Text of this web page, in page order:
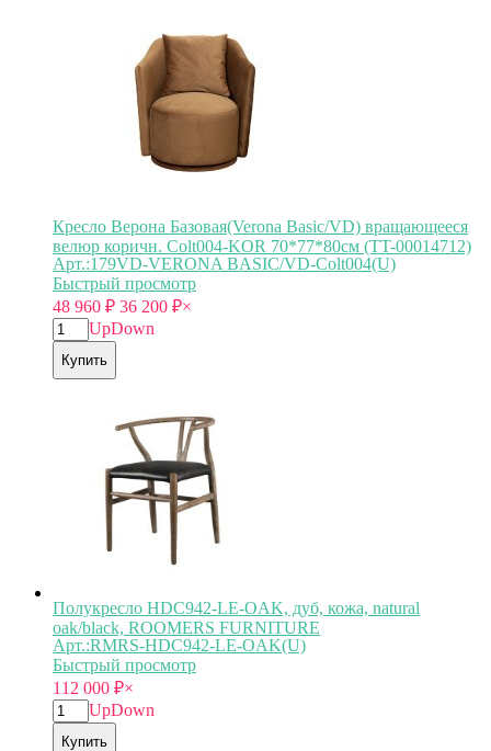
Кресло Верона Базовая(Verona Basic/VD) вращающееся
велюр коричн. Colt004-KOR 70*77*80см (TT-00014712)
Арт.:179VD-VERONA BASIC/VD-Colt004(U)
Быстрый просмотр
48 960 ₽ 36 200 ₽×
UpDown
Купить
Полукресло HDC942-LE-OAK, дуб, кожа, natural
oak/black, ROOMERS FURNITURE
Арт.:RMRS-HDC942-LE-OAK(U)
Быстрый просмотр
112 000 ₽×
UpDown
Купить